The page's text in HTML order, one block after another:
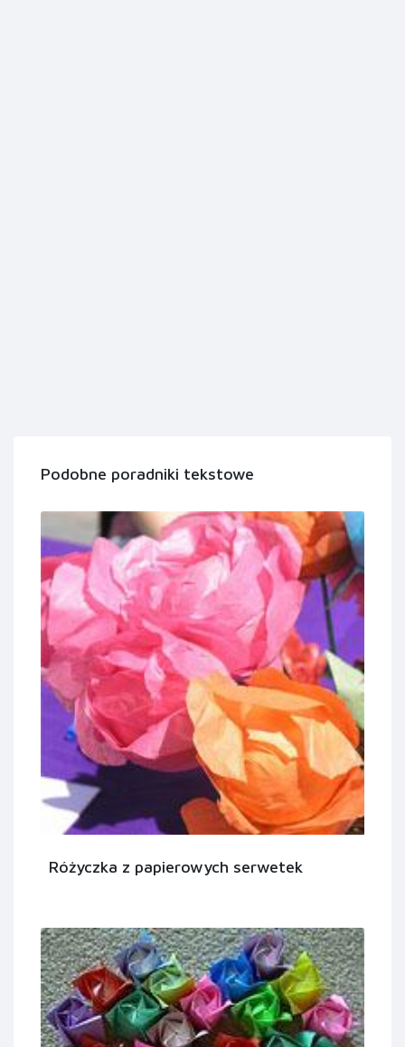
Podobne poradniki tekstowe
Różyczka z papierowych serwetek